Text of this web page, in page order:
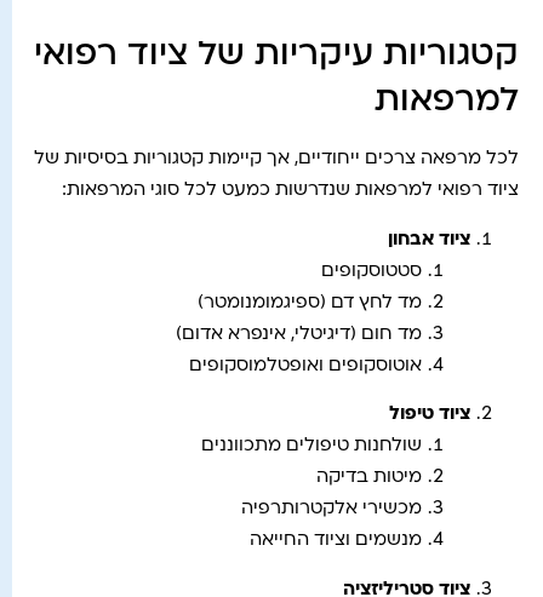
קטגוריות עיקריות של ציוד רפואי
למרפאות
לכל מרפאה צרכים ייחודיים, אך קיימות קטגוריות בסיסיות של
ציוד רפואי למרפאות שנדרשות כמעט לכל סוגי המרפאות:
ציוד אבחון
סטטוסקופים
מד לחץ דם (ספיגמומנומטר)
מד חום (דיגיטלי, אינפרא אדום)
אוטוסקופים ואופטלמוסקופים
ציוד טיפול
שולחנות טיפולים מתכווננים
מיטות בדיקה
מכשירי אלקטרותרפיה
מנשמים וציוד החייאה
ציוד סטריליזציה